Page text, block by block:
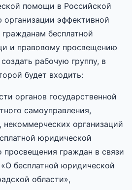
помощи в Российской
эффективной
бесплатной
и правовому просвещению
рабочую группу, в
будет входить:
органов государственной
самоуправления,
некоммерческих организаций
юридической
граждан в связи
бесплатной юридической
области»,